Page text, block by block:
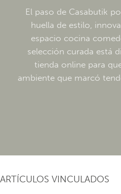
El paso de Casabutik
huella de estilo,
espacio cocina
selección curada está
tienda online para
ambiente que marcó
ARTÍCULOS VINCULADOS